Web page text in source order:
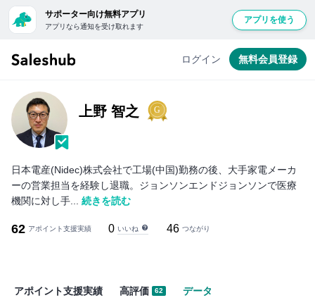
サポーター向け無料アプリ
アプリなら通知を受け取れます
アプリを使う
ログイン 無料会員登録
上野 智之
日本電産(Nidec)株式会社で工場(中国)勤務の後、大手家電メーカ
ーの営業担当を経験し退職。ジョンソンエンドジョンソンで医療
機関に対し手...
続きを読む
62 アポイント支援実績 0 いいね 46 つながり
アポイント支援実績 高評価 62 データ